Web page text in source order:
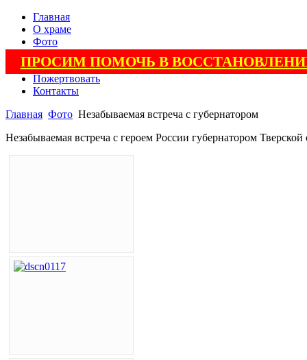
Главная
О храме
Фото
Поэзия
Пожертвовать
Контакты
ПРОСИМ ПОМОЧЬ В
Главная Фото Незабываемая встреча с губернатором
Незабываемая встреча с героем России губернатором Тверской